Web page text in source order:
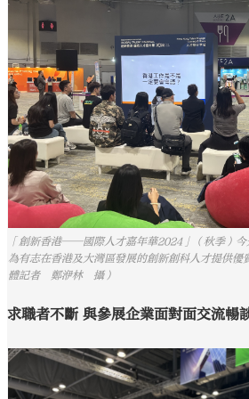
「創新香港──國際人才嘉年華2024」（秋季）
為有志在香港及大灣區發展的創新創科人才提供優
體記者 鄭洢林 攝）
求職者不斷 與參展企業面對面交流暢